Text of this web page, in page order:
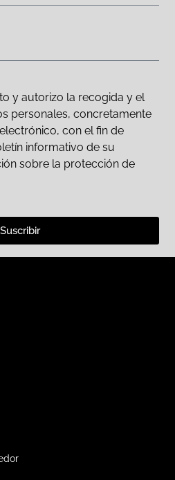
y autorizo la recogida y el
personales, concretamente
con el fin de
informativo de su
sobre la protección de
Suscribir